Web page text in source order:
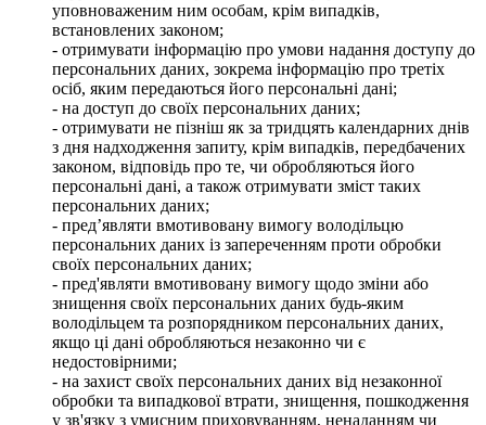
уповноваженим ним особам, крім випадків,
встановлених законом;
- отримувати інформацію про умови надання доступу до
персональних даних, зокрема інформацію про третіх
осіб, яким передаються його персональні дані;
- на доступ до своїх персональних даних;
- отримувати не пізніш як за тридцять календарних днів
з дня надходження запиту, крім випадків, передбачених
законом, відповідь про те, чи обробляються його
персональні дані, а також отримувати зміст таких
персональних даних;
- пред’являти вмотивовану вимогу володільцю
персональних даних із запереченням проти обробки
своїх персональних даних;
- пред'являти вмотивовану вимогу щодо зміни або
знищення своїх персональних даних будь-яким
володільцем та розпорядником персональних даних,
якщо ці дані обробляються незаконно чи є
недостовірними;
- на захист своїх персональних даних від незаконної
обробки та випадкової втрати, знищення, пошкодження
у зв'язку з умисним приховуванням, ненаданням чи